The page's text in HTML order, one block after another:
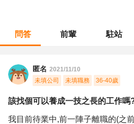
問答 前輩 駐站
匿名 2021/11/10
未填公司
未填職務 36-40歲
該找個可以養成一技之長的工作嗎
我目前待業中,前一陣子離職的(之